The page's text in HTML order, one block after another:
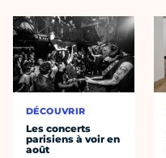
DÉCOUVRIR
Les concerts
parisiens à voir en
août